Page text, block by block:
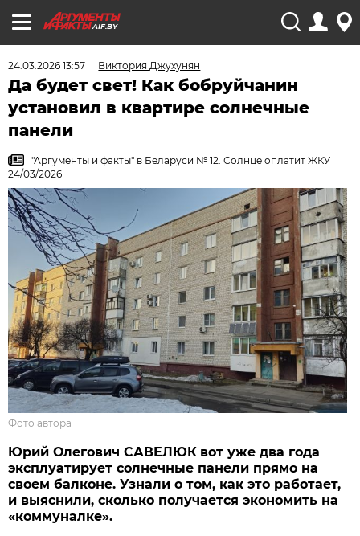
AIF.BY
24.03.2026 13:57 Виктория Джухунян
Да будет свет! Как бобруйчанин
установил в квартире солнечные
панели
"Аргументы и факты" в Беларуси № 12. Солнце оплатит ЖКУ
24/03/2026
Фото автора
Юрий Олегович САВЕЛЮК вот уже два года
эксплуатирует солнечные панели прямо на
своем балконе.Узнали о том, как это работает,
и выяснили, сколько получается экономить на
«коммуналке».